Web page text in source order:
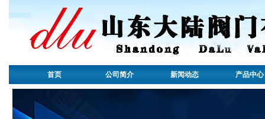
首页 公司简介 新闻动态 产品中心